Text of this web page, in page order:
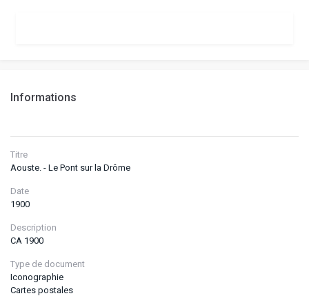
Informations
Titre
Aouste. - Le Pont sur la Drôme
Date
1900
Description
CA 1900
Type de document
Iconographie
Cartes postales